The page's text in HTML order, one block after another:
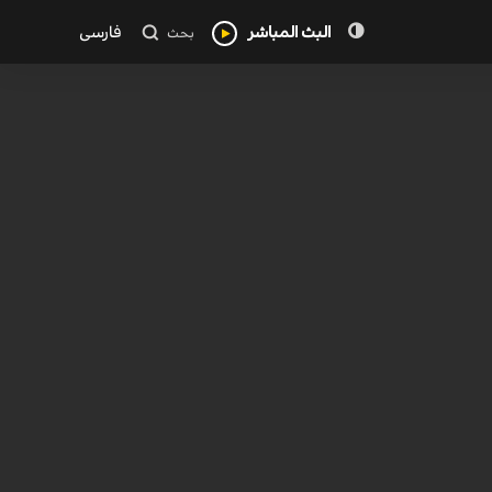
البث المباشر بحث فارسی